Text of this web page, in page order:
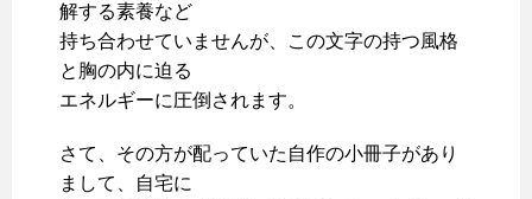
解する素養など
持ち合わせていませんが、この文字の持つ風格
と胸の内に迫る
エネルギーに圧倒されます。
さて、その方が配っていた自作の小冊子があり
まして、自宅に